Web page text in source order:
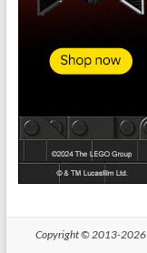
Copyright © 2013-2026